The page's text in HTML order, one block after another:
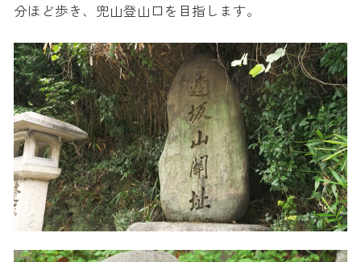
分ほど歩き、兜山登山口を目指します。